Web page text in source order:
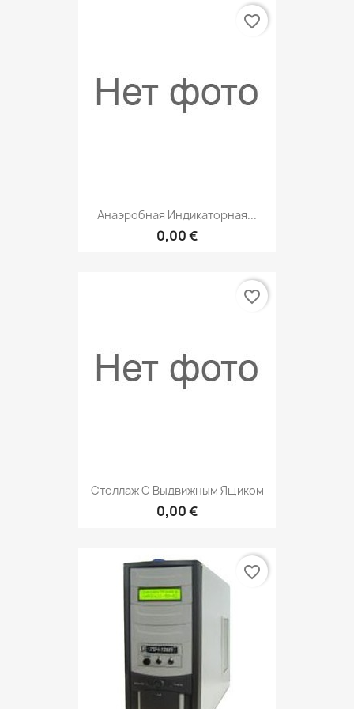
Анаэробная Индикаторная...
0,00 €
favorite_border
Стеллаж С Выдвижным Ящиком
0,00 €
favorite_border
favorite_border